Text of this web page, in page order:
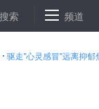
不是作秀！四川眉山
搜索 频道
驱走"心灵感冒"远离抑郁